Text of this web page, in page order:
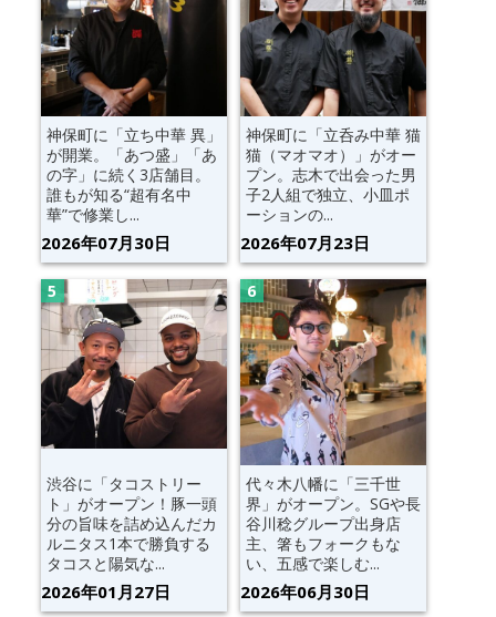
神保町に「立ち中華 異」
が開業。「あつ盛」「あ
の字」に続く3店舗目。
誰もが知る“超有名中
華”で修業し...
2026年07月30日
神保町に「立呑み中華 猫
猫（マオマオ）」がオー
プン。志木で出会った男
子2人組で独立、小皿ポ
ーションの...
2026年07月23日
渋谷に「タコストリー
ト」がオープン！豚一頭
分の旨味を詰め込んだカ
ルニタス1本で勝負する
タコスと陽気な...
2026年01月27日
代々木八幡に「三千世
界」がオープン。SGや長
谷川稔グループ出身店
主、箸もフォークもな
い、五感で楽しむ...
2026年06月30日